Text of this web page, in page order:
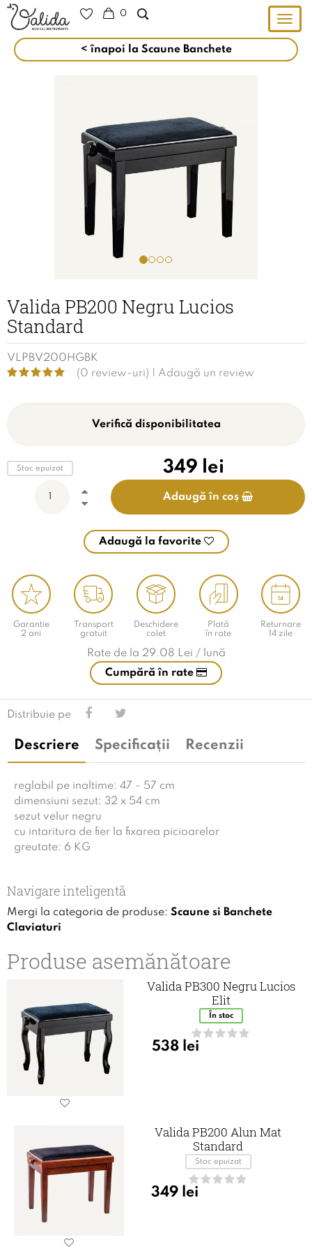
0
< înapoi la Scaune Banchete
Valida PB200 Negru Lucios
Standard
VLPBV200HGBK
(0 review-uri) | Adaugă un review
Verifică disponibilitatea
Stoc epuizat 349 lei
Adaugă în coș
Adaugă la favorite
Garanție
2 ani
Transport
gratuit
Deschidere
colet
Plată
în rate
Returnare
14 zile
Rate de la 29.08 Lei / lună
Cumpără în rate
Distribuie pe
Descriere Specificații Recenzii
reglabil pe inaltime: 47 - 57 cm
dimensiuni sezut: 32 x 54 cm
sezut velur negru
cu intaritura de fier la fixarea picioarelor
greutate: 6 KG
Navigare inteligentă
Mergi la categoria de produse: Scaune si Banchete
Claviaturi
Produse asemănătoare
Valida PB300 Negru Lucios
Elit
În stoc
538 lei
Valida PB200 Alun Mat
Standard
Stoc epuizat
349 lei